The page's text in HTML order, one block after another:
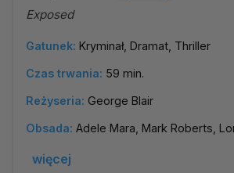
Exposed
Gatunek: Kryminał, Dramat, Thriller
Czas trwania: 59 min.
Reżyseria: George Blair
Obsada: Adele Mara, Mark Roberts,
więcej